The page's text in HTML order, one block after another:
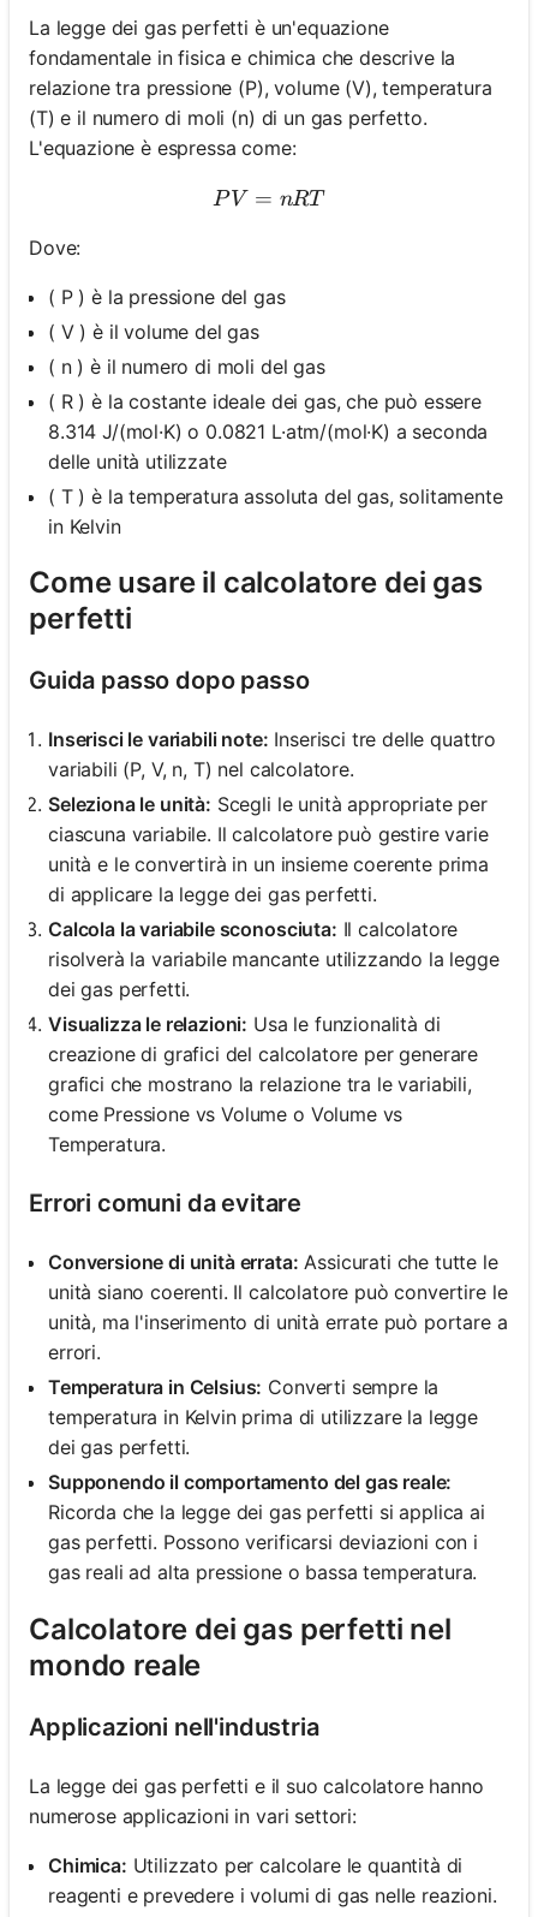
La legge dei gas perfetti è un'equazione
fondamentale in fisica e chimica che descrive la
relazione tra pressione (P), volume (V), temperatura
(T) e il numero di moli (n) di un gas perfetto.
L'equazione è espressa come:
PV = nRT
PV = nRT
Dove:
( P ) è la pressione del gas
( V ) è il volume del gas
( n ) è il numero di moli del gas
( R ) è la costante ideale dei gas, che può essere
8.314 J/(mol·K) o 0.0821 L·atm/(mol·K) a seconda
delle unità utilizzate
( T ) è la temperatura assoluta del gas, solitamente
in Kelvin
Come usare il calcolatore dei gas
perfetti
Guida passo dopo passo
Inserisci le variabili note: Inserisci tre delle quattro
variabili (P, V, n, T) nel calcolatore.
Seleziona le unità: Scegli le unità appropriate per
ciascuna variabile. Il calcolatore può gestire varie
unità e le convertirà in un insieme coerente prima
di applicare la legge dei gas perfetti.
Calcola la variabile sconosciuta: Il calcolatore
risolverà la variabile mancante utilizzando la legge
dei gas perfetti.
Visualizza le relazioni: Usa le funzionalità di
creazione di grafici del calcolatore per generare
grafici che mostrano la relazione tra le variabili,
come Pressione vs Volume o Volume vs
Temperatura.
Errori comuni da evitare
Conversione di unità errata: Assicurati che tutte le
unità siano coerenti. Il calcolatore può convertire le
unità, ma l'inserimento di unità errate può portare a
errori.
Temperatura in Celsius: Converti sempre la
temperatura in Kelvin prima di utilizzare la legge
dei gas perfetti.
Supponendo il comportamento del gas reale:
Ricorda che la legge dei gas perfetti si applica ai
gas perfetti. Possono verificarsi deviazioni con i
gas reali ad alta pressione o bassa temperatura.
Calcolatore dei gas perfetti nel
mondo reale
Applicazioni nell'industria
La legge dei gas perfetti e il suo calcolatore hanno
numerose applicazioni in vari settori:
Chimica: Utilizzato per calcolare le quantità di
reagenti e prevedere i volumi di gas nelle reazioni.